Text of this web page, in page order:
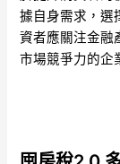
據自身需求，選
資者應關注金融
市場競爭力的企